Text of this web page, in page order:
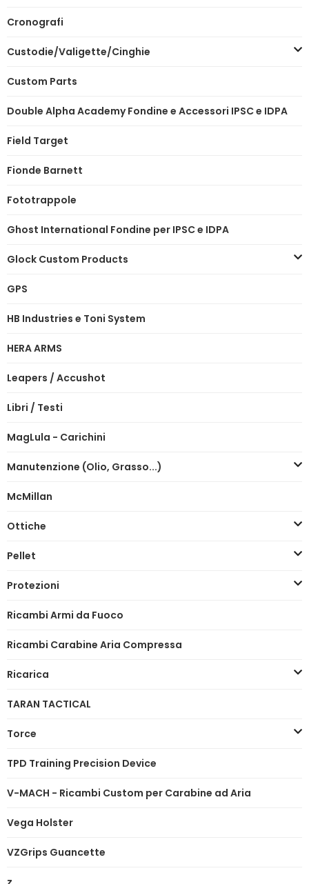
Cronografi
Custodie/Valigette/Cinghie
Custom Parts
Double Alpha Academy Fondine e Accessori IPSC e IDPA
Field Target
Fionde Barnett
Fototrappole
Ghost International Fondine per IPSC e IDPA
Glock Custom Products
GPS
HB Industries e Toni System
HERA ARMS
Leapers / Accushot
Libri / Testi
MagLula - Carichini
Manutenzione (Olio, Grasso...)
McMillan
Ottiche
Pellet
Protezioni
Ricambi Armi da Fuoco
Ricambi Carabine Aria Compressa
Ricarica
TARAN TACTICAL
Torce
TPD Training Precision Device
V-MACH - Ricambi Custom per Carabine ad Aria
Vega Holster
VZGrips Guancette